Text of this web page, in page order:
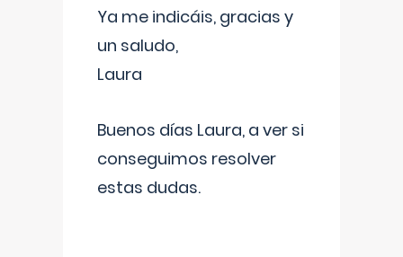
Ya me indicáis, gracias y
un saludo,
Laura
Buenos días Laura, a ver si
conseguimos resolver
estas dudas.